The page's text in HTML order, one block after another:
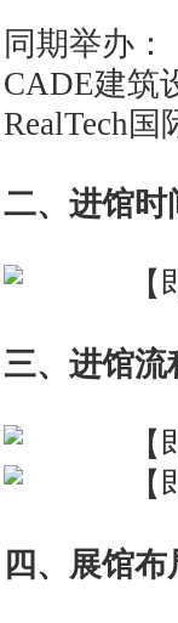
同期举办：
CADE建筑
RealTech
二、进馆时
三、进馆流
四、展馆布